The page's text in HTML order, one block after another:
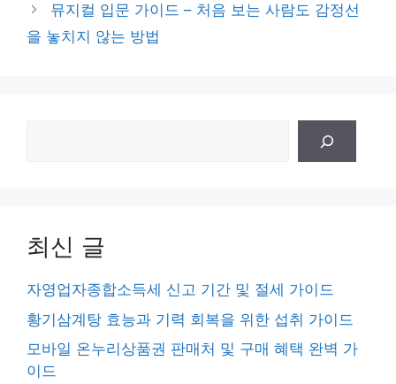
뮤지컬 입문 가이드 – 처음 보는 사람도 감정선
을 놓치지 않는 방법
최신 글
자영업자종합소득세 신고 기간 및 절세 가이드
황기삼계탕 효능과 기력 회복을 위한 섭취 가이드
모바일 온누리상품권 판매처 및 구매 혜택 완벽 가
이드